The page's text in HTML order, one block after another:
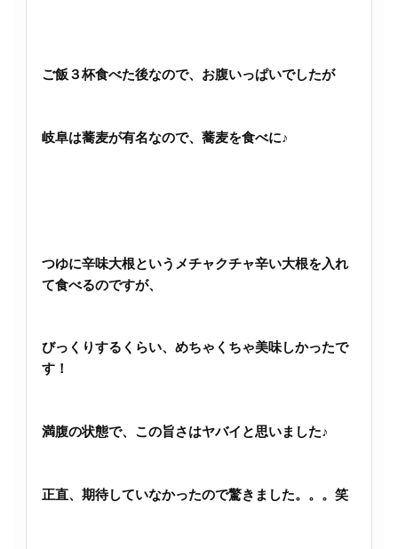
ご飯３杯食べた後なので、お腹いっぱいでしたが
岐阜は蕎麦が有名なので、蕎麦を食べに♪
つゆに辛味大根というメチャクチャ辛い大根を入れ
て食べるのですが、
びっくりするくらい、めちゃくちゃ美味しかったで
す！
満腹の状態で、この旨さはヤバイと思いました♪
正直、期待していなかったので驚きました。。。笑